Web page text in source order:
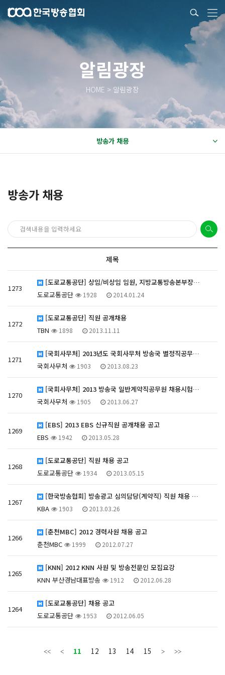
알림광장
HOME > 알림광장
방송가 채용
방송가 채용
제목
1273
[도로교통공단] 상임/비상임 임원, 지방교통방송본부장…
도로교통공단
1928 2014.01.24
1272
[도로교통공단] 직원 공개채용
TBN
1898 2013.11.11
1271
[국회사무처] 2013년도 국회사무처 방송국 별정직공무…
국회사무처
1903 2013.08.23
1270
[국회사무처] 2013 방송국 일반계약직공무원 채용시험…
국회사무처
1905 2013.06.27
1269
[EBS] 2013 EBS 신규직원 공개채용 공고
EBS
1942 2013.05.28
1268
[도로교통공단] 직원 채용 공고
도로교통공단
1934 2013.05.15
1267
[한국방송협회] 방송광고 심의담당(계약직) 직원 채용 …
KBA
1903 2013.03.26
1266
[춘천MBC] 2012 경력사원 채용 공고
춘천MBC
1999 2012.07.27
1265
[KNN] 2012 KNN 사원 및 방송전문인 모집요강
KNN 부산경남대표방송
1912 2012.06.28
1264
[도로교통공단] 채용 공고
도로교통공단
1953 2012.06.05
11 12 13 14 15